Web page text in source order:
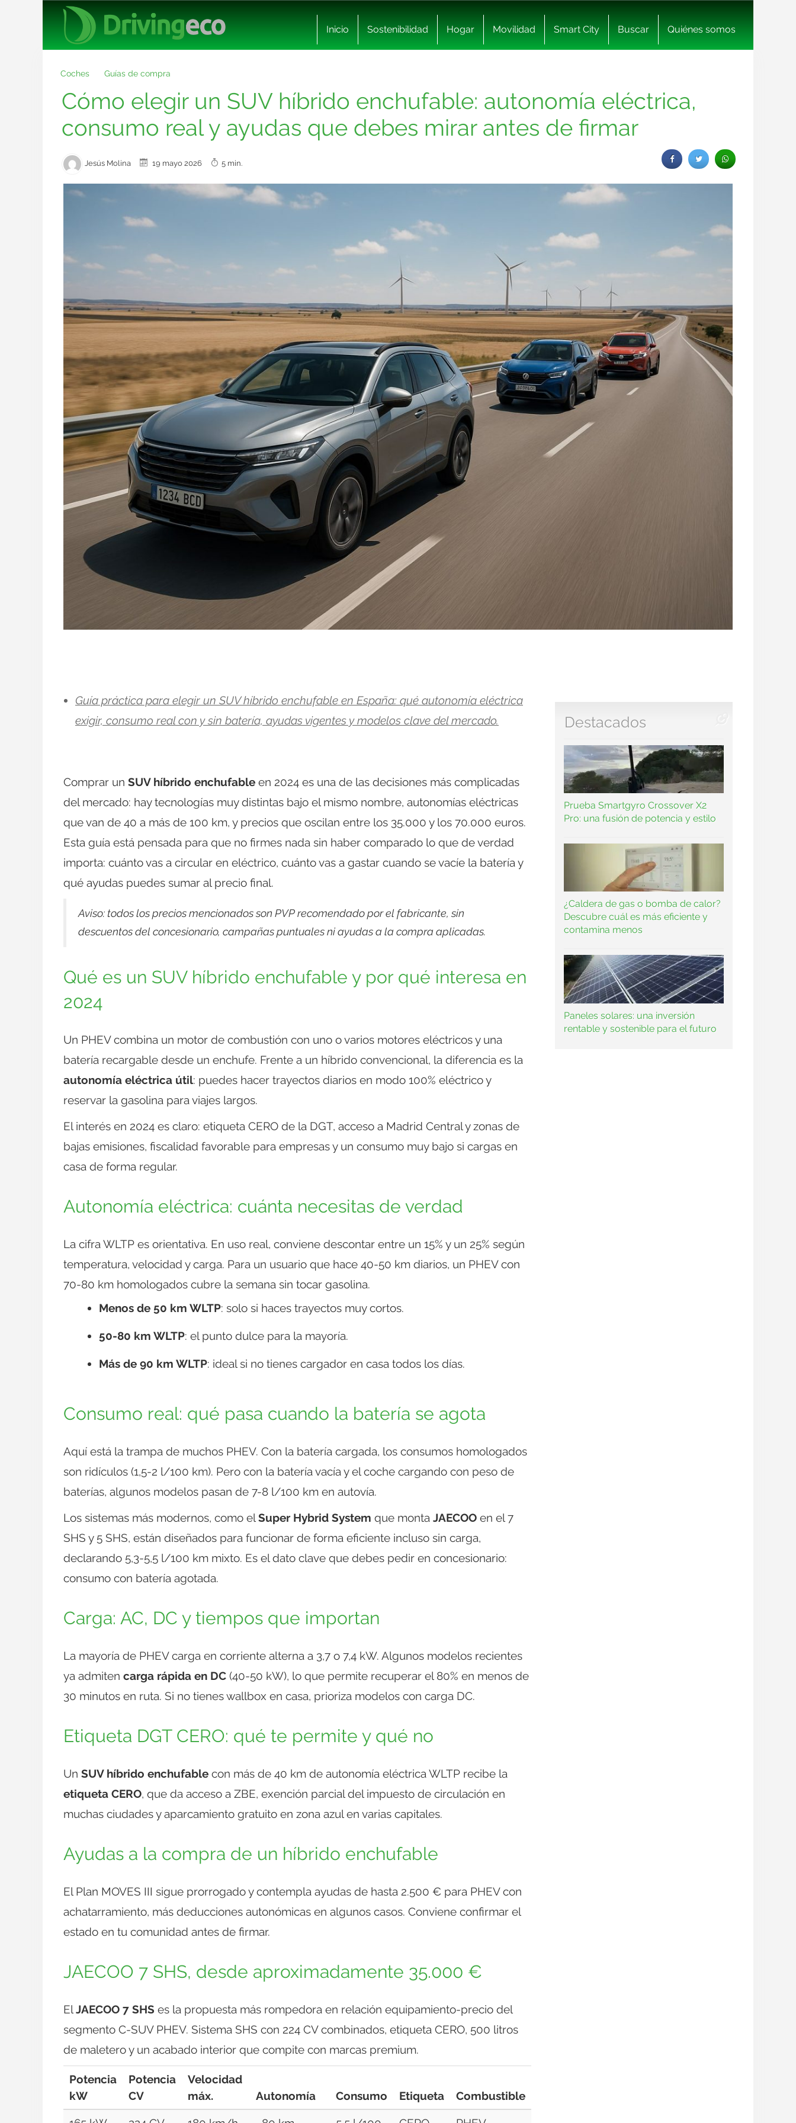
Inicio Sostenibilidad Hogar Movilidad Smart City Buscar Quiénes somos
Coches Guías de compra
Cómo elegir un SUV híbrido enchufable: autonomía eléctrica,
consumo real y ayudas que debes mirar antes de firmar
Jesús Molina 19 mayo 2026 5 min.
Guía práctica para elegir un SUV híbrido enchufable en España: qué autonomía eléctrica
exigir, consumo real con y sin batería, ayudas vigentes y modelos clave del mercado.
Comprar un SUV híbrido enchufable en 2024 es una de las decisiones más complicadas
del mercado: hay tecnologías muy distintas bajo el mismo nombre, autonomías eléctricas
que van de 40 a más de 100 km, y precios que oscilan entre los 35.000 y los 70.000 euros.
Esta guía está pensada para que no firmes nada sin haber comparado lo que de verdad
importa: cuánto vas a circular en eléctrico, cuánto vas a gastar cuando se vacíe la batería y
qué ayudas puedes sumar al precio final.
Aviso: todos los precios mencionados son PVP recomendado por el fabricante, sin
descuentos del concesionario, campañas puntuales ni ayudas a la compra aplicadas.
Qué es un SUV híbrido enchufable y por qué interesa en
2024
Un PHEV combina un motor de combustión con uno o varios motores eléctricos y una
batería recargable desde un enchufe. Frente a un híbrido convencional, la diferencia es la
autonomía eléctrica útil: puedes hacer trayectos diarios en modo 100% eléctrico y
reservar la gasolina para viajes largos.
El interés en 2024 es claro: etiqueta CERO de la DGT, acceso a Madrid Central y zonas de
bajas emisiones, fiscalidad favorable para empresas y un consumo muy bajo si cargas en
casa de forma regular.
Autonomía eléctrica: cuánta necesitas de verdad
La cifra WLTP es orientativa. En uso real, conviene descontar entre un 15% y un 25% según
temperatura, velocidad y carga. Para un usuario que hace 40-50 km diarios, un PHEV con
70-80 km homologados cubre la semana sin tocar gasolina.
Menos de 50 km WLTP: solo si haces trayectos muy cortos.
50-80 km WLTP: el punto dulce para la mayoría.
Más de 90 km WLTP: ideal si no tienes cargador en casa todos los días.
Consumo real: qué pasa cuando la batería se agota
Aquí está la trampa de muchos PHEV. Con la batería cargada, los consumos homologados
son ridículos (1,5-2 l/100 km). Pero con la batería vacía y el coche cargando con peso de
baterías, algunos modelos pasan de 7-8 l/100 km en autovía.
Los sistemas más modernos, como elSuper Hybrid System que monta JAECOO en el 7
SHS y 5 SHS, están diseñados para funcionar de forma eficiente incluso sin carga,
declarando 5,3-5,5 l/100 km mixto. Es el dato clave que debes pedir en concesionario:
consumo con batería agotada.
Carga: AC, DC y tiempos que importan
La mayoría de PHEV carga en corriente alterna a 3,7 o 7,4 kW. Algunos modelos recientes
ya admiten carga rápida en DC (40-50 kW), lo que permite recuperar el 80% en menos de
30 minutos en ruta. Si no tienes wallbox en casa, prioriza modelos con carga DC.
Etiqueta DGT CERO: qué te permite y qué no
Un SUV híbrido enchufable con más de 40 km de autonomía eléctrica WLTP recibe la
etiqueta CERO, que da acceso a ZBE, exención parcial del impuesto de circulación en
muchas ciudades y aparcamiento gratuito en zona azul en varias capitales.
Ayudas a la compra de un híbrido enchufable
El Plan MOVES III sigue prorrogado y contempla ayudas de hasta 2.500 € para PHEV con
achatarramiento, más deducciones autonómicas en algunos casos. Conviene confirmar el
estado en tu comunidad antes de firmar.
JAECOO 7 SHS, desde aproximadamente 35.000 €
ElJAECOO 7 SHS es la propuesta más rompedora en relación equipamiento-precio del
segmento C-SUV PHEV. Sistema SHS con 224 CV combinados, etiqueta CERO, 500 litros
de maletero y un acabado interior que compite con marcas premium.
Potencia
kW
Potencia
CV
Velocidad
máx.
Autonomía Consumo Etiqueta Combustible
Destacados
Prueba Smartgyro Crossover X2
Pro: una fusión de potencia y estilo
¿Caldera de gas o bomba de calor?
Descubre cuál es más eficiente y
contamina menos
Paneles solares: una inversión
rentable y sostenible para el futuro